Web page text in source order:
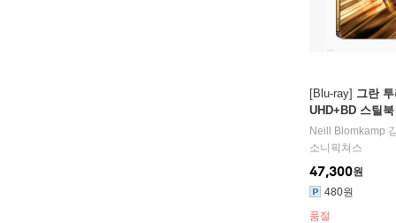
[Blu-ray] 그란
UHD+BD 스틸
ion) : 블루레이
Neill Blomkamp
소니픽쳐스
47,300원
480원
품절